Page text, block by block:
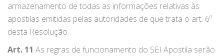
armazenamento de todas as informações relativas às
apostilas emitidas pelas autoridades de que trata o art. 6º
desta Resolução.
Art. 11 As regras de funcionamento do SEI Apostila serão